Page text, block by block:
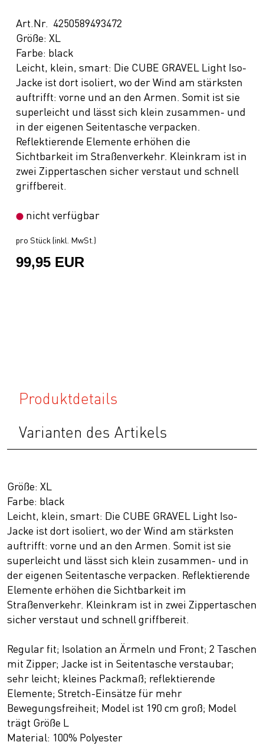
Art.Nr. 4250589493472
Größe: XL
Farbe: black
Leicht, klein, smart: Die CUBE GRAVEL Light Iso-
Jacke ist dort isoliert, wo der Wind am stärksten
auftrifft: vorne und an den Armen. Somit ist sie
superleicht und lässt sich klein zusammen- und
in der eigenen Seitentasche verpacken.
Reflektierende Elemente erhöhen die
Sichtbarkeit im Straßenverkehr. Kleinkram ist in
zwei Zippertaschen sicher verstaut und schnell
griffbereit.
nicht verfügbar
pro Stück (inkl. MwSt.)
99,95 EUR
Produktdetails
Varianten des Artikels
Größe: XL
Farbe: black
Leicht, klein, smart: Die CUBE GRAVEL Light Iso-
Jacke ist dort isoliert, wo der Wind am stärksten
auftrifft: vorne und an den Armen. Somit ist sie
superleicht und lässt sich klein zusammen- und in
der eigenen Seitentasche verpacken. Reflektierende
Elemente erhöhen die Sichtbarkeit im
Straßenverkehr. Kleinkram ist in zwei Zippertaschen
sicher verstaut und schnell griffbereit.
Regular fit; Isolation an Ärmeln und Front; 2 Taschen
mit Zipper; Jacke ist in Seitentasche verstaubar;
sehr leicht; kleines Packmaß; reflektierende
Elemente; Stretch-Einsätze für mehr
Bewegungsfreiheit; Model ist 190 cm groß; Model
trägt Größe L
Material: 100% Polyester